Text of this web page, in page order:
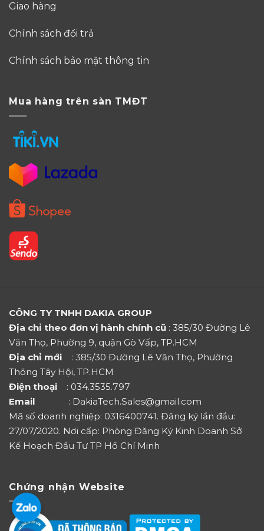
Giao hàng
Chính sách đổi trả
Chính sách bảo mật thông tin
Mua hàng trên sàn TMĐT
CÔNG TY TNHH DAKIA GROUP
Địa chỉ theo đơn vị hành chính cũ : 385/30 Đường Lê
Văn Thọ, Phường 9, quận Gò Vấp, TP.HCM
Địa chỉ mới
: 385/30 Đường Lê Văn Thọ, Phường
Thông Tây Hội, TP.HCM
Điện thoại : 034.3535.797
Email : DakiaTech.Sales@gmail.com
Mã số doanh nghiệp: 0316400741. Đăng ký lần đầu:
27/07/2020. Nơi cấp: Phòng Đăng Ký Kinh Doanh Sở
Kế Hoạch Đầu Tư TP Hồ Chí Minh
Chứng nhận Website